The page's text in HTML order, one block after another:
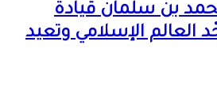
بن سلمان قيادة
العالم الإسلامي وتعيد